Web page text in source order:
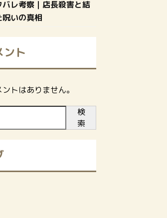
レ考察｜店長殺害と結
いの真相
ント
トはありません。
検
索